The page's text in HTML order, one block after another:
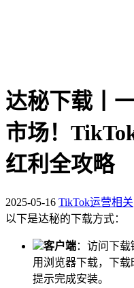
达秘下载丨
市场！
红利全攻略
2025-05-16 TikTok运营相关
以下是达秘的下载方式：
客户端：访问下
用浏览器下载，下
提示完成安装。